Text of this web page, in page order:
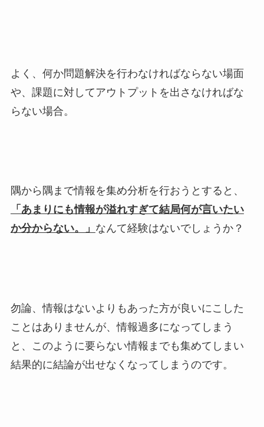
よく、何か問題解決を行わなければならない場面
や、課題に対してアウトプットを出さなければな
らない場合。
隅から隅まで情報を集め分析を行おうとすると、
「あまりにも情報が溢れすぎて結局何が言いたい
か分からない。」 なんて経験はないでしょうか？
勿論、情報はないよりもあった方が良いにこした
ことはありませんが、情報過多になってしまう
と、このように要らない情報までも集めてしまい
結果的に結論が出せなくなってしまうのです。